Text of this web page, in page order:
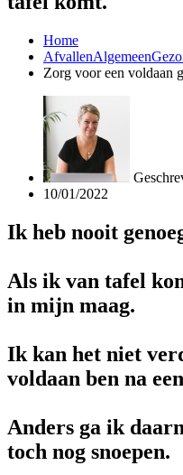
Home
AfvallenAlgemeen
Zorg voor een voldaan
10/01/2022
Ik heb nooit
Als ik van tafel
in mijn maag.
Ik kan het niet
voldaan ben na
Anders ga ik
toch nog snoepen.